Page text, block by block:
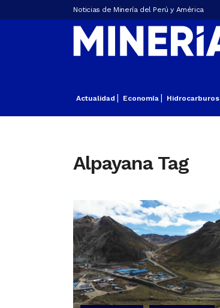
Noticias de Minería del Perú y América
Actualidad Economía Hidrocarburos
Alpayana Tag